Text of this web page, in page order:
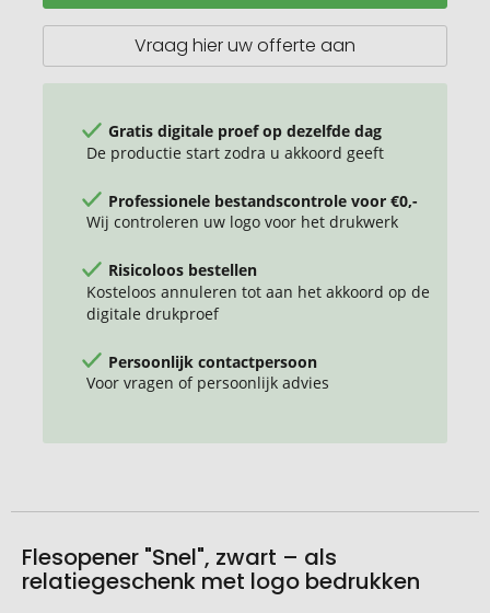
Vraag hier uw offerte aan
Gratis digitale proef op dezelfde dag
De productie start zodra u akkoord geeft
Professionele bestandscontrole voor €0,-
Wij controleren uw logo voor het drukwerk
Risicoloos bestellen
Kosteloos annuleren tot aan het akkoord op de
digitale drukproef
Persoonlijk contactpersoon
Voor vragen of persoonlijk advies
Flesopener "Snel", zwart – als
relatiegeschenk met logo bedrukken